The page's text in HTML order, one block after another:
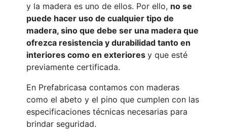
y la madera es uno de ellos. Por ello, no se
puede hacer uso de cualquier tipo de
madera, sino que debe ser una madera que
ofrezca resistencia y durabilidad tanto en
interiores como en exteriores y que esté
previamente certificada.
En Prefabricasa contamos con maderas
como el abeto y el pino que cumplen con las
especificaciones técnicas necesarias para
brindar seguridad.